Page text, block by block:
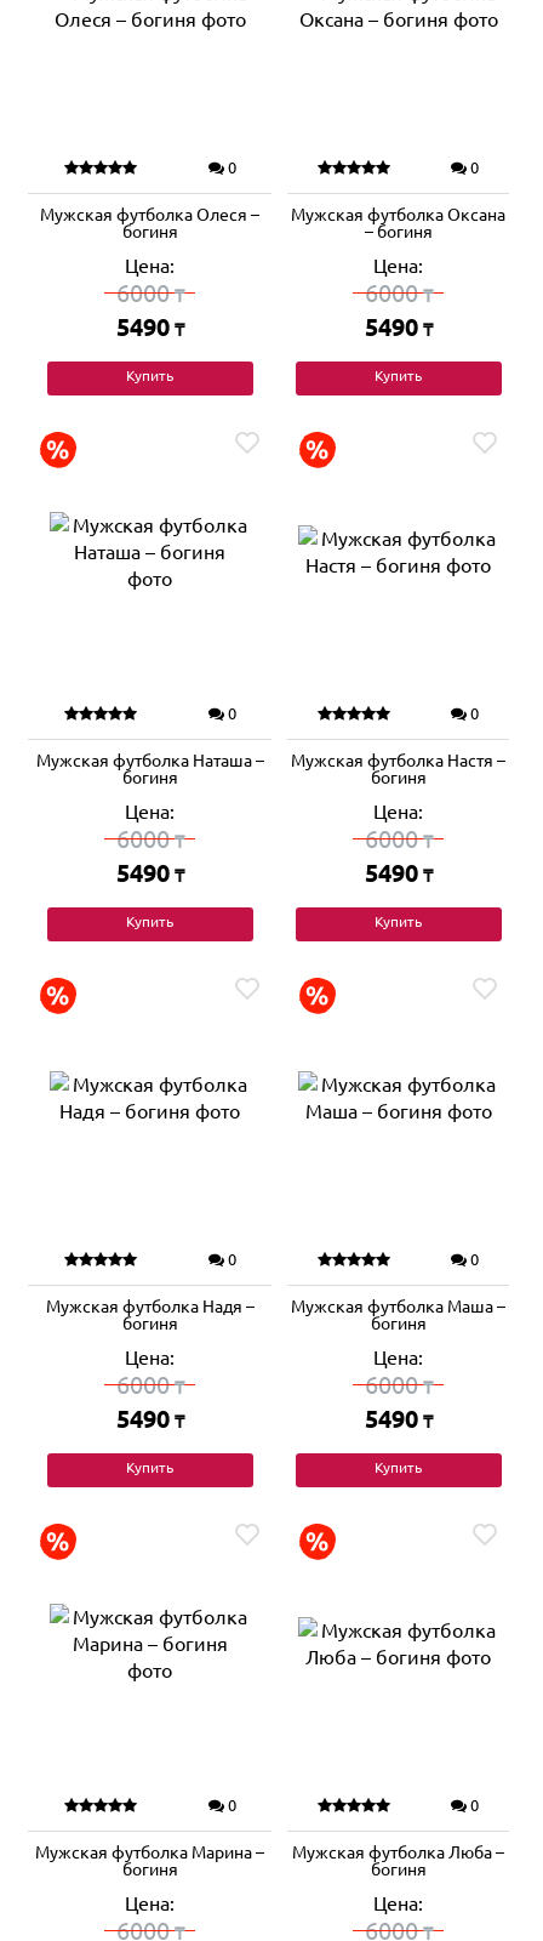
0
Мужская футболка Олеся –
богиня
Цена:
6000₸
5490 ₸
Купить
0
Мужская футболка Оксана
– богиня
Цена:
6000₸
5490 ₸
Купить
0
Мужская футболка Наташа –
богиня
Цена:
6000₸
5490 ₸
Купить
0
Мужская футболка Настя –
богиня
Цена:
6000₸
5490 ₸
Купить
0
Мужская футболка Надя –
богиня
Цена:
6000₸
5490 ₸
Купить
0
Мужская футболка Маша –
богиня
Цена:
6000₸
5490 ₸
Купить
0
Мужская футболка Марина –
богиня
Цена:
6000₸
0
Мужская футболка Люба –
богиня
Цена:
6000₸